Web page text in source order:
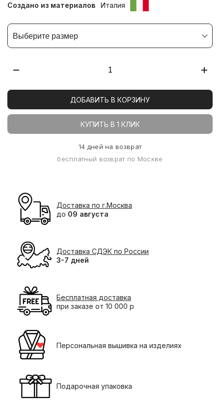
Создано из материалов
Италия
Выберите размер
ДОБАВИТЬ В КОРЗИНУ
КУПИТЬ В 1 КЛИК
14 дней на возврат
бесплатный возврат по Москве
Доставка по г.Москва
до 09 августа
Доставка СДЭК по России
3-7 дней
Бесплатная доставка
при заказе от 10 000 р
Персональная вышивка на изделиях
Подарочная упаковка